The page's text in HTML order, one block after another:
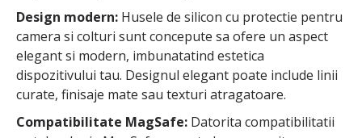
Design modern: Husele de silicon cu protectie pentru
camera si colturi sunt concepute sa ofere un aspect
elegant si modern, imbunatatind estetica
dispozitivului tau. Designul elegant poate include linii
curate, finisaje mate sau texturi atragatoare.
Compatibilitate MagSafe: Datorita compatibilitatii